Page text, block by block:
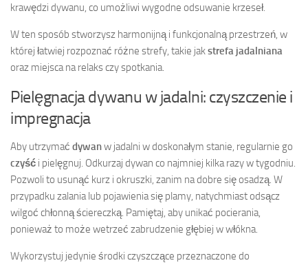
krawędzi dywanu, co umożliwi wygodne odsuwanie krzeseł.
W ten sposób stworzysz harmonijną i funkcjonalną przestrzeń, w
której łatwiej rozpoznać różne strefy, takie jakstrefa jadalniana
oraz miejsca na relaks czy spotkania.
Pielęgnacja dywanu w jadalni: czyszczenie i
impregnacja
Aby utrzymać dywanw jadalni w doskonałym stanie, regularnie go
czyść i pielęgnuj. Odkurzaj dywan co najmniej kilka razy w tygodniu.
Pozwoli to usunąć kurz i okruszki, zanim na dobre się osadzą. W
przypadku zalania lub pojawienia się plamy, natychmiast odsącz
wilgoć chłonną ściereczką. Pamiętaj, aby unikać pocierania,
ponieważ to może wetrzeć zabrudzenie głębiej w włókna.
Wykorzystuj jedynie środki czyszczące przeznaczone do